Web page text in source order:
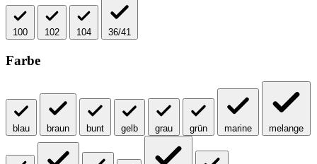
100 102 104 36/41
Farbe
blau braun bunt gelb grau grün marine melange